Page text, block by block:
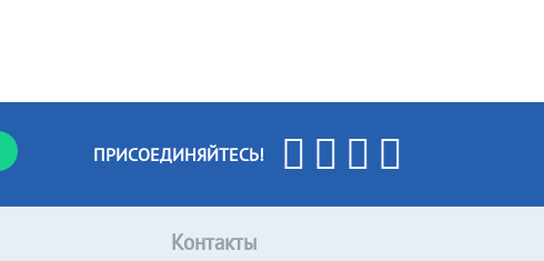
ПРИСОЕДИНЯЙТЕСЬ!
Контакты